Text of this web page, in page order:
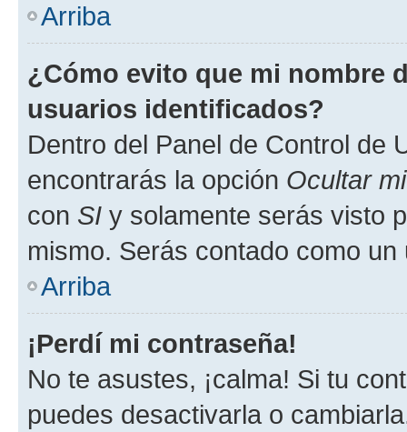
Arriba
¿Cómo evito que mi nombre
usuarios identificados?
Dentro del Panel de Control de
encontrarás la opción Ocultar
con SI y solamente serás visto
mismo. Serás contado como un
Arriba
¡Perdí mi contraseña!
No te asustes, ¡calma! Si tu
puedes desactivarla o